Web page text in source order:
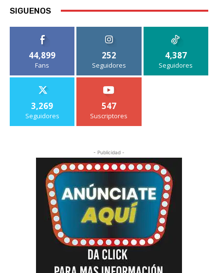
SIGUENOS
44,899
Fans
252
Seguidores
4,387
Seguidores
3,269
Seguidores
547
Suscriptores
- Publicidad -